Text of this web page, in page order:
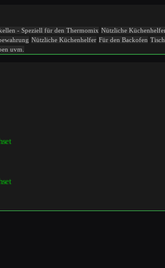
- Speziell für den Thermomix Nützliche
Nützliche Küchenhelfer Für den Backofen
uvm.